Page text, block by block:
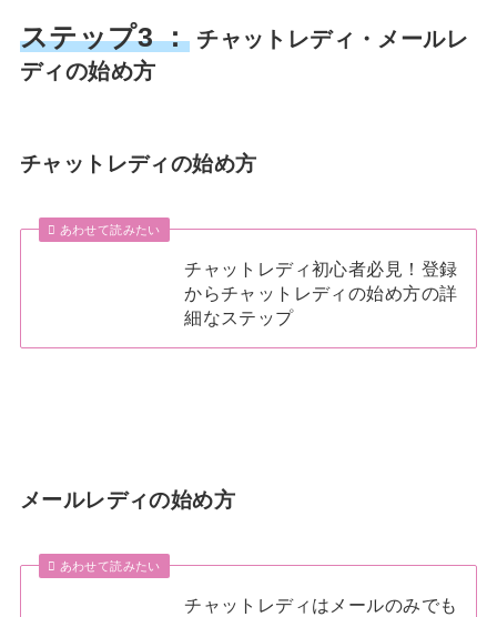
ステップ3 ：チャットレディ・メールレ
ディの始め方
チャットレディの始め方
あわせて読みたい
チャットレディ初心者必見！登録
からチャットレディの始め方の詳
細なステップ
メールレディの始め方
あわせて読みたい
チャットレディはメールのみでも